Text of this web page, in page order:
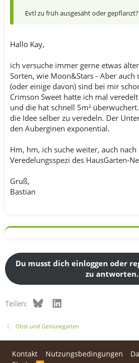
Evtl zu früh ausgesäht oder gepflanzt?
Hallo Kay,
ich versuche immer gerne etwas
Sorten, wie Moon&Stars - Aber auch
(oder einige davon) sind bei mir
Crimson Sweet hatte ich mal
und die hat schnell 5m²
die Idee selber zu veredeln. Der
den Auberginen exponential.
Hm, hm, ich suche weiter, auch nach
Veredelungsspezi des HausGarten-
Gruß,
Bastian
Du musst dich einloggen oder
zu antworten.
Teilen: BlueskyLinkedIn
Obst und Gemüsegarten
Kontakt Nutzungsbedingungen